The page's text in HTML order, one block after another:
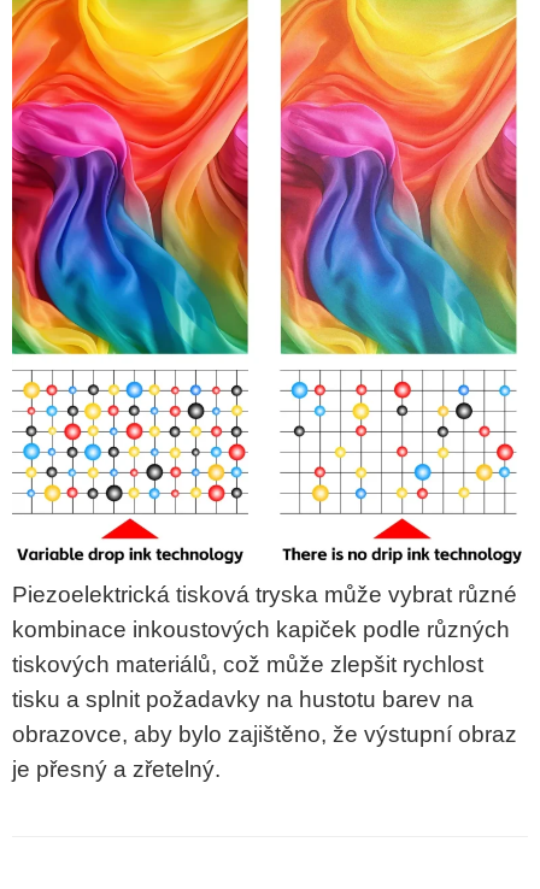
Piezoelektrická tisková tryska může vybrat různé
kombinace inkoustových kapiček podle různých
tiskových materiálů, což může zlepšit rychlost
tisku a splnit požadavky na hustotu barev na
obrazovce, aby bylo zajištěno, že výstupní obraz
je přesný a zřetelný.